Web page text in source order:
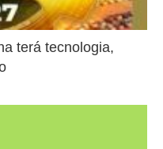
terá tecnologia,